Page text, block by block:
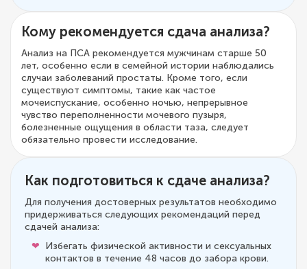
Кому рекомендуется сдача анализа?
Анализ на ПСА рекомендуется мужчинам старше 50
лет, особенно если в семейной истории наблюдались
случаи заболеваний простаты. Кроме того, если
существуют симптомы, такие как частое
мочеиспускание, особенно ночью, непрерывное
чувство переполненности мочевого пузыря,
болезненные ощущения в области таза, следует
обязательно провести исследование.
Как подготовиться к сдаче анализа?
Для получения достоверных результатов необходимо
придерживаться следующих рекомендаций перед
сдачей анализа:
Избегать физической активности и сексуальных
контактов в течение 48 часов до забора крови.